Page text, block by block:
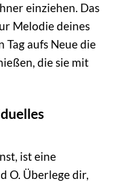
einziehen. Das
Melodie deines
Tag aufs Neue die
die sie mit
ist eine
O. Überlege dir,